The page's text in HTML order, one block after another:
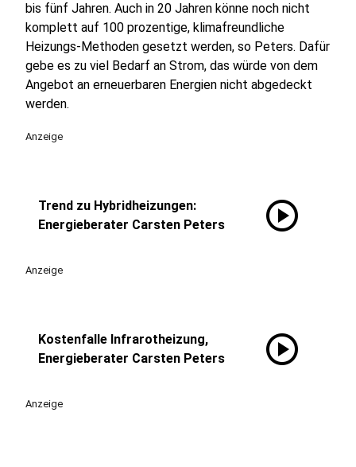
bis fünf Jahren. Auch in 20 Jahren könne noch nicht
komplett auf 100 prozentige, klimafreundliche
Heizungs-Methoden gesetzt werden, so Peters. Dafür
gebe es zu viel Bedarf an Strom, das würde von dem
Angebot an erneuerbaren Energien nicht abgedeckt
werden.
Anzeige
Trend zu Hybridheizungen:
Energieberater Carsten Peters
play_circle
Anzeige
Kostenfalle Infrarotheizung,
Energieberater Carsten Peters
play_circle
Anzeige